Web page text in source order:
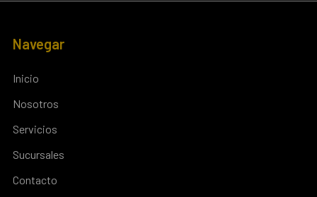
Navegar
Inicio
Nosotros
Servicios
Sucursales
Contacto